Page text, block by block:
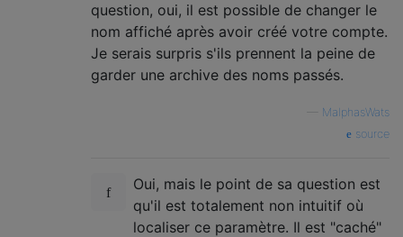
question, oui, il est possible de changer le
nom affiché après avoir créé votre compte.
Je serais surpris s'ils prennent la peine de
garder une archive des noms passés.
MalphasWats
source
Oui, mais le point de sa question est
qu'il est totalement non intuitif où
localiser ce paramètre. Il est "caché"